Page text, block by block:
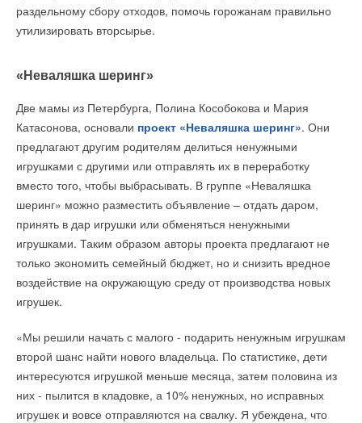
раздельному сбору отходов, помочь горожанам правильно
утилизировать вторсырье.
«Неваляшка шеринг»
Две мамы из Петербурга, Полина Кособокова и Мария
Катасонова, основали проект «Неваляшка шеринг». Они
предлагают другим родителям делиться ненужными
игрушками с другими или отправлять их в переработку
вместо того, чтобы выбрасывать. В группе «Неваляшка
шеринг» можно разместить объявление – отдать даром,
принять в дар игрушки или обменяться ненужными
игрушками. Таким образом авторы проекта предлагают не
только экономить семейный бюджет, но и снизить вредное
воздействие на окружающую среду от производства новых
игрушек.
«Мы решили начать с малого - подарить ненужным игрушкам
второй шанс найти нового владельца. По статистике, дети
интересуются игрушкой меньше месяца, затем половина из
них - пылится в кладовке, а 10% ненужных, но исправных
игрушек и вовсе отправляются на свалку. Я убеждена, что